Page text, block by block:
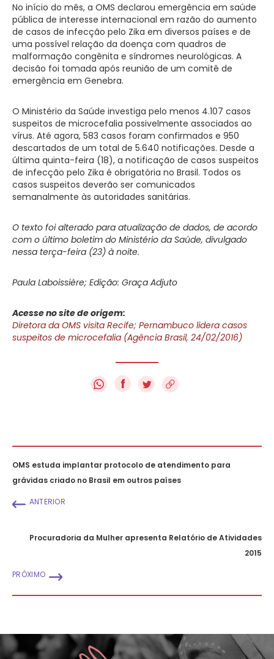
No início do mês, a OMS declarou emergência em saúde
pública de interesse internacional em razão do aumento
de casos de infecção pelo Zika em diversos países e de
uma possível relação da doença com quadros de
malformação congênita e síndromes neurológicas. A
decisão foi tomada após reunião de um comitê de
emergência em Genebra.
O Ministério da Saúde investiga pelo menos 4.107 casos
suspeitos de microcefalia possivelmente associados ao
vírus. Até agora, 583 casos foram confirmados e 950
descartados de um total de 5.640 notificações. Desde a
última quinta-feira (18), a notificação de casos suspeitos
de infecção pelo Zika é obrigatória no Brasil. Todos os
casos suspeitos deverão ser comunicados
semanalmente às autoridades sanitárias.
O texto foi alterado para atualização de dados, de acordo
com o último boletim do Ministério da Saúde, divulgado
nessa terça-feira (23) à noite.
Paula Laboissière; Edição: Graça Adjuto
Acesse no site de origem:
Diretora da OMS visita Recife; Pernambuco lidera casos
suspeitos de microcefalia (Agência Brasil, 24/02/2016)
f
OMS estuda implantar protocolo de atendimento para
grávidas criado no Brasil em outros países
ANTERIOR
Procuradoria da Mulher apresenta Relatório de Atividades
2015
PRÓXIMO